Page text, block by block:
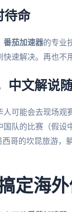
待命
番茄加速器的专业
速解决。再也不
中文解说
可能会去现场观
队的比赛（假设
哥的坎昆旅游，
定海